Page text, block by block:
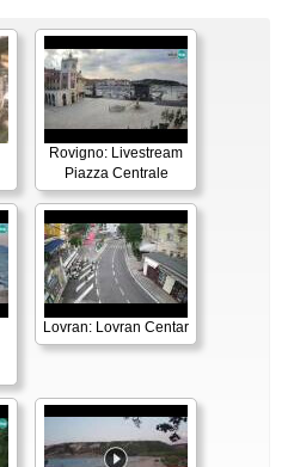
Rovigno: Livestream
Piazza Centrale
Lovran: Lovran Centar